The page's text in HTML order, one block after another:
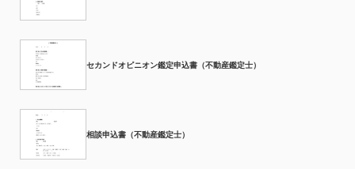
セカンドオピニオン鑑定申込書（不動産鑑定士）
相談申込書（不動産鑑定士）